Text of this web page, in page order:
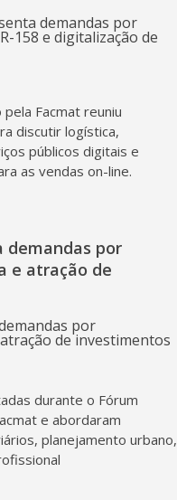
Facmat reuniu
discutir logística,
públicos digitais e
as vendas on-line.
demandas por
e atração de
durante o Fórum
e abordaram
planejamento urbano,